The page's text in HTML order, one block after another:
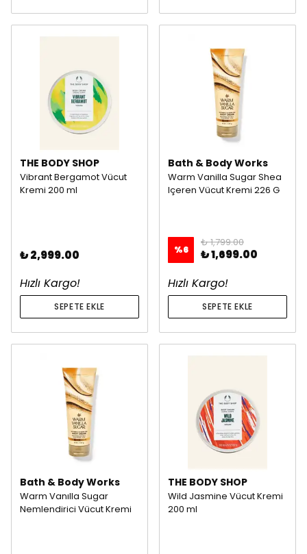
THE BODY SHOP
Vibrant Bergamot Vücut
Kremi 200 ml
₺ 2,999.00
Hızlı Kargo!
SEPETE EKLE
Bath & Body Works
Warm Vanilla Sugar Shea
Içeren Vücut Kremi 226 G
%6
₺ 1,799.00
₺ 1,699.00
Hızlı Kargo!
SEPETE EKLE
Bath & Body Works
Warm Vanılla Sugar
Nemlendirici Vücut Kremi
THE BODY SHOP
Wild Jasmine Vücut Kremi
200 ml